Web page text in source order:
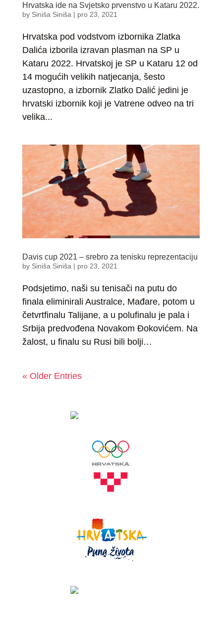
Hrvatska ide na Svjetsko prvenstvo u Kataru 2022.
by Siniša Siniša | pro 23, 2021
Hrvatska pod vodstvom izbornika Zlatka
Dalića izborila izravan plasman na SP u
Kataru 2022. Hrvatskoj je SP u Kataru 12 od
14 mogućih velikih natjecanja, šesto
uzastopno, a izbornik Zlatko Dalić jedini je
hrvatski izbornik koji je Vatrene odveo na tri
velika...
Davis cup 2021 – srebro za tenisku reprezentaciju
by Siniša Siniša | pro 23, 2021
Podsjetimo, naši su tenisači na putu do
finala eliminirali Australce, Mađare, potom u
četvrtfinalu Talijane, a u polufinalu je pala i
Srbija predvođena Novakom Đokovićem. Na
žalost, u finalu su Rusi bili bolji…
« Older Entries